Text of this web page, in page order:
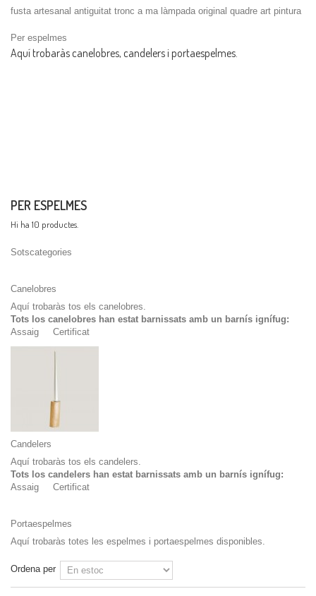
fusta artesanal antiguitat tronc a ma làmpada original quadre art pintura
Per espelmes
Aquí trobaràs canelobres, candelers i portaespelmes.
PER ESPELMES
Hi ha 10 productes.
Sotscategories
Canelobres
Aquí trobaràs tos els canelobres.
Tots los canelobres han estat barnissats amb un barnís ignífug:
Assaig
Certificat
Candelers
Aquí trobaràs tos els candelers.
Tots los candelers han estat barnissats amb un barnís ignífug:
Assaig
Certificat
Portaespelmes
Aquí trobaràs totes les espelmes i portaespelmes disponibles.
Ordena per